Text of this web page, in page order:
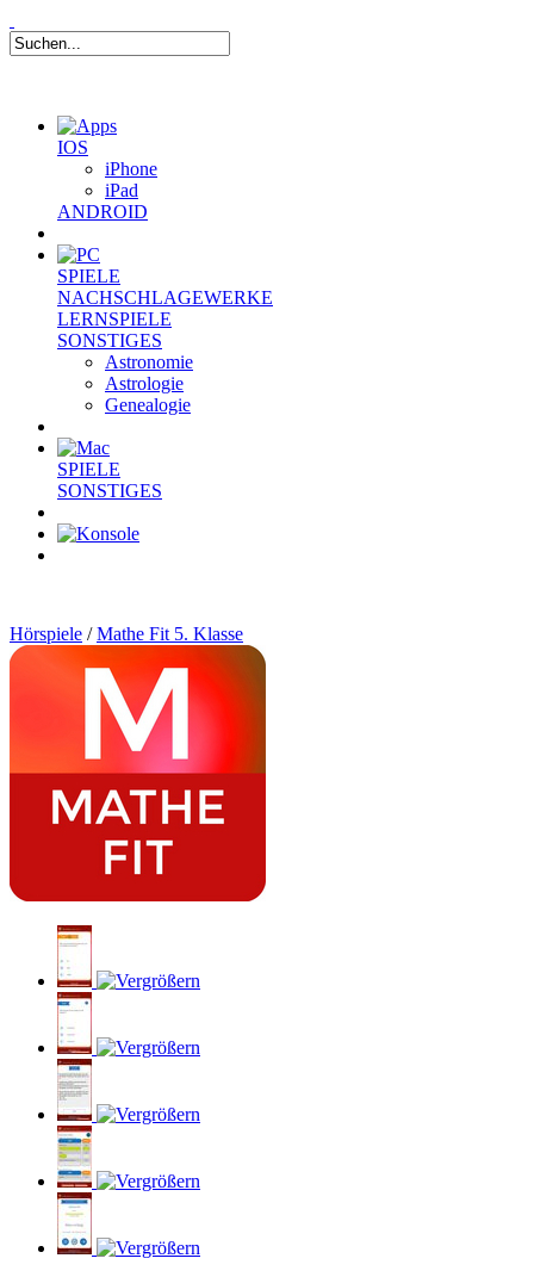
IOS
iPhone
iPad
ANDROID
SPIELE
NACHSCHLAGEWERKE
LERNSPIELE
SONSTIGES
Astronomie
Astrologie
Genealogie
SPIELE
SONSTIGES
Hörspiele /Mathe Fit 5. Klasse